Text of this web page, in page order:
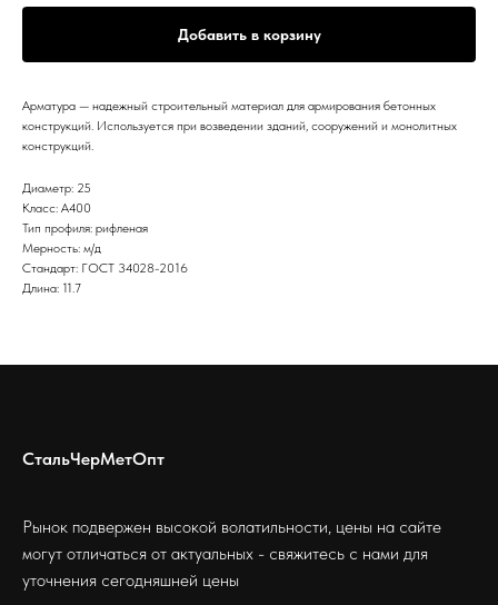
Добавить в корзину
Арматура — надежный строительный материал для армирования бетонных
конструкций. Используется при возведении зданий, сооружений и монолитных
конструкций.
Диаметр: 25
Класс: А400
Тип профиля: рифленая
Мерность: м/д
Стандарт: ГОСТ 34028-2016
Длина: 11.7
СтальЧерМетОпт
Рынок подвержен высокой волатильности, цены на сайте
могут отличаться от актуальных - свяжитесь с нами для
уточнения сегодняшней цены